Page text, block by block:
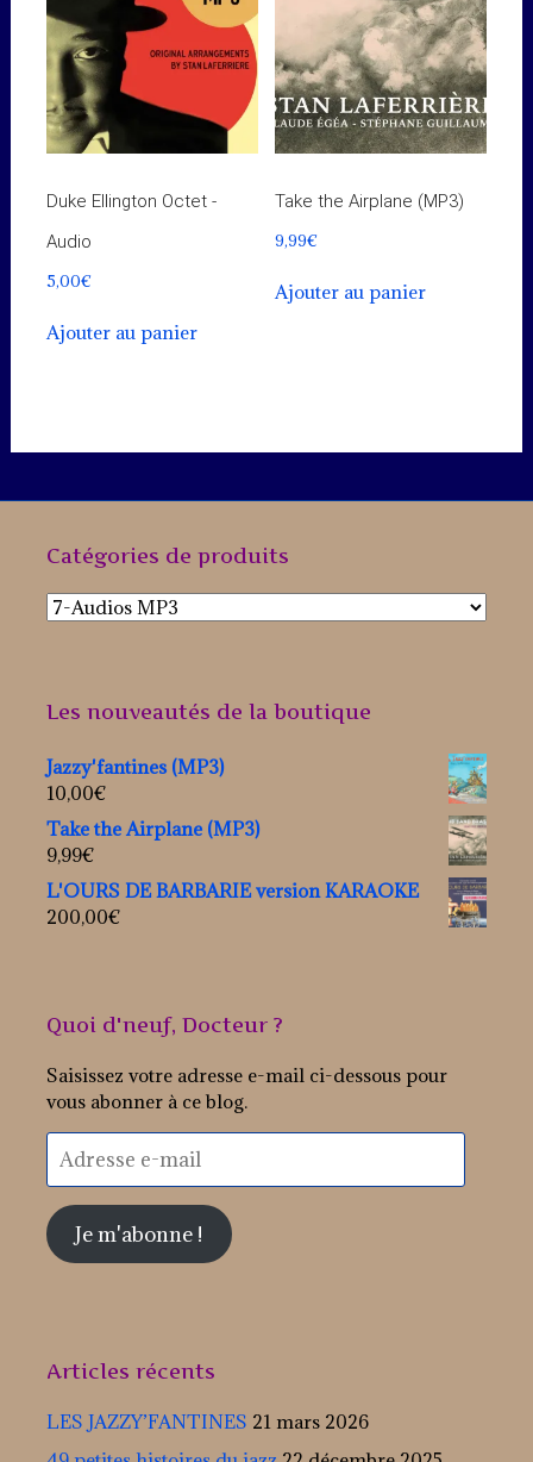
Duke Ellington Octet -
Audio
5,00€
Ajouter au panier
Take the Airplane (MP3)
9,99€
Ajouter au panier
Catégories de produits
Les nouveautés de la boutique
Jazzy'fantines (MP3)
10,00€
Take the Airplane (MP3)
9,99€
L'OURS DE BARBARIE version KARAOKE
200,00€
Quoi d'neuf, Docteur ?
Saisissez votre adresse e-mail ci-dessous pour
vous abonner à ce blog.
Adresse
e-
Je m'abonne !
Articles récents
LES JAZZY’FANTINES 21 mars 2026